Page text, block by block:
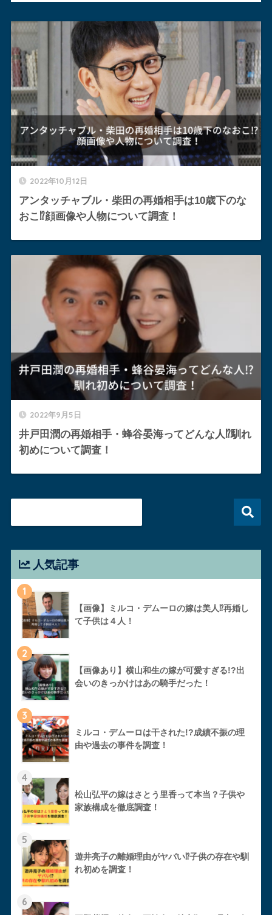
2022年10月12日
アンタッチャブル・柴田の再婚相手は10歳下のな
おこ⁉︎顔画像や人物について調査！
2022年9月5日
井戸田潤の再婚相手・蜂谷晏海ってどんな人⁉︎馴れ
初めについて調査！
人気記事
1
【画像】ミルコ・デムーロの嫁は美人⁉︎再婚し
て子供は４人！
2
【画像あり】横山和生の嫁が可愛すぎる!?出
会いのきっかけはあの騎手だった！
3
ミルコ・デムーロは干された!?成績不振の理
由や過去の事件を調査！
4
松山弘平の嫁はさとう里香って本当？子供や
家族構成を徹底調査！
5
遊井亮子の離婚理由がヤバい⁉︎子供の存在や馴
れ初めを調査！
6